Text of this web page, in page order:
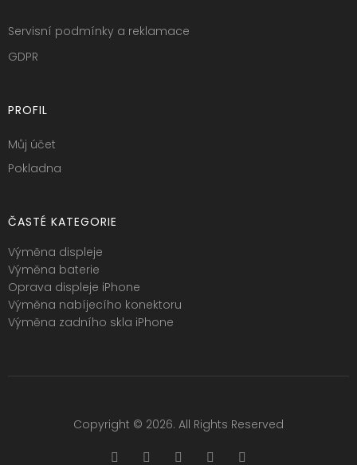
Servisní podmínky a reklamace
GDPR
PROFIL
Můj účet
Pokladna
ČASTÉ KATEGORIE
Výměna displeje
Výměna baterie
Oprava displeje iPhone
Výměna nabíjecího konektoru
Výměna zadního skla iPhone
Copyright © 2026. All Rights Reserved